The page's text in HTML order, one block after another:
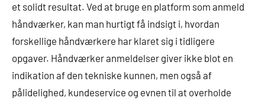
et solidt resultat. Ved at bruge en platform som anmeld
håndværker, kan man hurtigt få indsigt i, hvordan
forskellige håndværkere har klaret sig i tidligere
opgaver. Håndværker anmeldelser giver ikke blot en
indikation af den tekniske kunnen, men også af
pålidelighed, kundeservice og evnen til at overholde